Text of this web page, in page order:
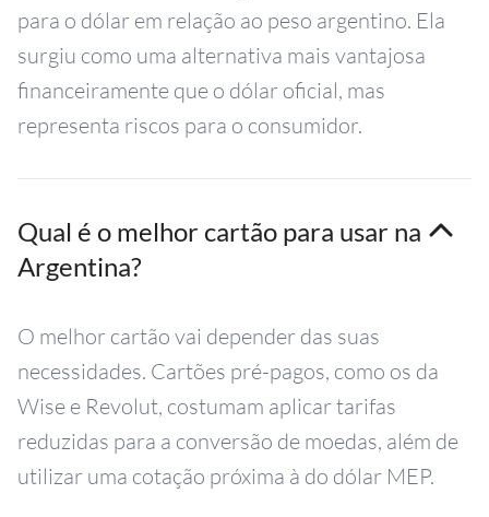
para o dólar em relação ao peso argentino. Ela
surgiu como uma alternativa mais vantajosa
financeiramente que o dólar oficial, mas
representa riscos para o consumidor.
Qual é o melhor cartão para usar na
Argentina?
O melhor cartão vai depender das suas
necessidades. Cartões pré-pagos, como os da
Wise e Revolut, costumam aplicar tarifas
reduzidas para a conversão de moedas, além de
utilizar uma cotação próxima à do dólar MEP.